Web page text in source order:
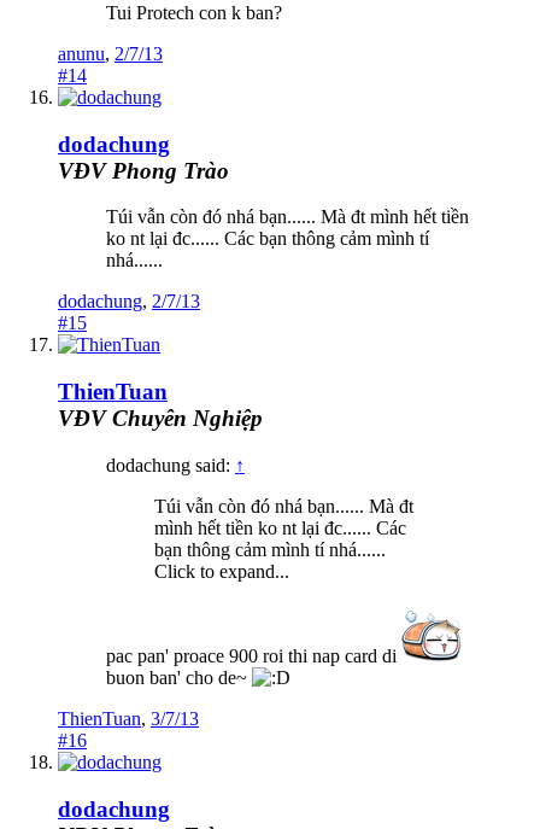
Tui Protech con k ban?
anunu, 2/7/13
#14
dodachung
VĐV Phong Trào
Túi vẫn còn đó nhá bạn...... Mà đt mình hết tiền
ko nt lại đc...... Các bạn thông cảm mình tí
nhá......
dodachung, 2/7/13
#15
ThienTuan
VĐV Chuyên Nghiệp
dodachung said: ↑
Túi vẫn còn đó nhá bạn...... Mà đt
mình hết tiền ko nt lại đc...... Các
bạn thông cảm mình tí nhá......
Click to expand...
pac pan' proace 900 roi thi nap card di
buon ban' cho de~
ThienTuan, 3/7/13
#16
dodachung